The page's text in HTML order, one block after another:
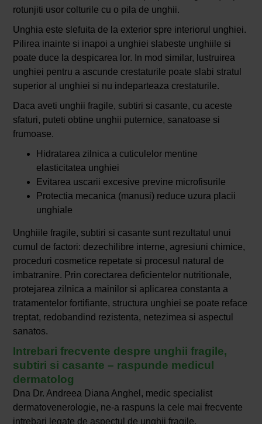
rotunjiti usor colturile cu o pila de unghii.
Unghia este slefuita de la exterior spre interiorul unghiei.
Pilirea inainte si inapoi a unghiei slabeste unghiile si
poate duce la despicarea lor. In mod similar, lustruirea
unghiei pentru a ascunde crestaturile poate slabi stratul
superior al unghiei si nu indeparteaza crestaturile.
Daca aveti unghii fragile, subtiri si casante, cu aceste
sfaturi, puteti obtine unghii puternice, sanatoase si
frumoase.
Hidratarea zilnica a cuticulelor mentine
elasticitatea unghiei
Evitarea uscarii excesive previne microfisurile
Protectia mecanica (manusi) reduce uzura placii
unghiale
Unghiile fragile, subtiri si casante sunt rezultatul unui
cumul de factori: dezechilibre interne, agresiuni chimice,
proceduri cosmetice repetate si procesul natural de
imbatranire. Prin corectarea deficientelor nutritionale,
protejarea zilnica a mainilor si aplicarea constanta a
tratamentelor fortifiante, structura unghiei se poate reface
treptat, redobandind rezistenta, netezimea si aspectul
sanatos.
Intrebari frecvente despre unghii fragile,
subtiri si casante – raspunde medicul
dermatolog
Dna Dr. Andreea Diana Anghel, medic specialist
dermatovenerologie, ne-a raspuns la cele mai frecvente
intrebari legate de aspectul de unghii fragile.